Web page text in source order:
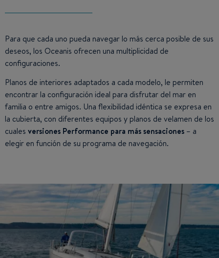
Para que cada uno pueda navegar lo más cerca posible de sus
deseos, los Oceanis ofrecen una multiplicidad de
configuraciones.
Planos de interiores adaptados a cada modelo, le permiten
encontrar la configuración ideal para disfrutar del mar en
familia o entre amigos. Una flexibilidad idéntica se expresa en
la cubierta, con diferentes equipos y planos de velamen de los
cuales versiones Performance para más sensaciones – a
elegir en función de su programa de navegación.